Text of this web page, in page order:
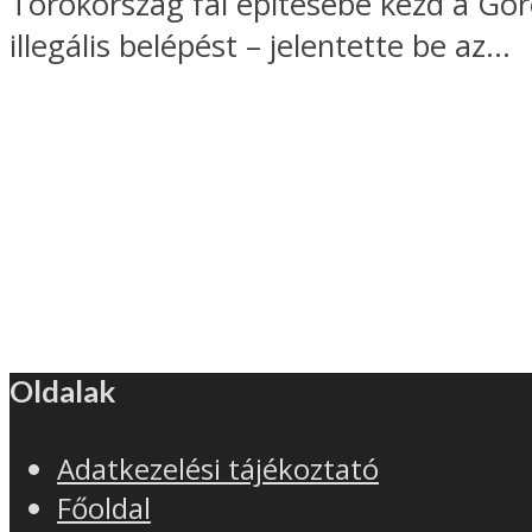
illegális belépést – jelentette be az...
Oldalak
Adatkezelési tájékoztató
Főoldal